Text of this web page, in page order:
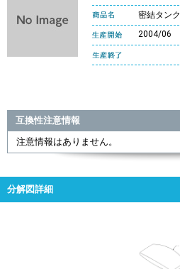
密結タンク
2004/06
互換性注意情報
注意情報はありません。
分解図詳細